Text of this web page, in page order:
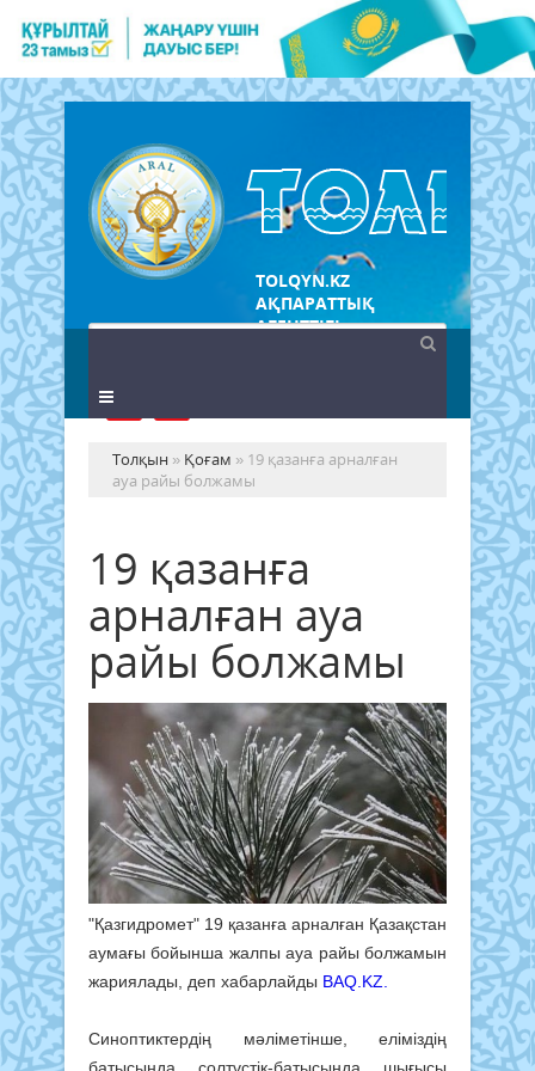
TOLQYN.KZ
АҚПАРАТТЫҚ
АГЕНТТІГІ
Толқын » Қоғам » 19 қазанға арналған
ауа райы болжамы
19 қазанға
арналған ауа
райы болжамы
"Қазгидромет" 19 қазанға арналған Қазақстан
аумағы бойынша жалпы ауа райы болжамын
жариялады, деп хабарлайды BAQ.KZ.
Синоптиктердің мәліметінше, еліміздің
батысында, солтүстік-батысында, шығысы